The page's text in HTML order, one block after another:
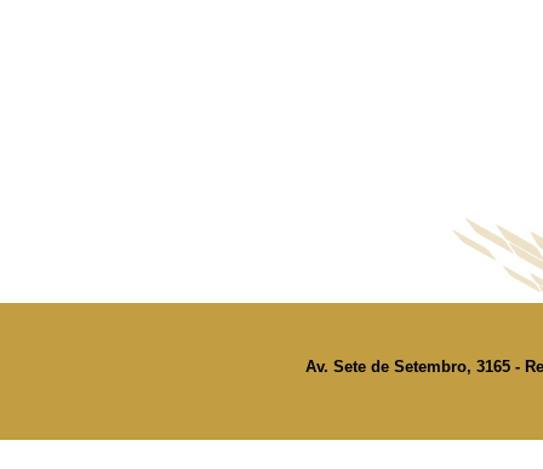
Av. Sete de Setembro, 3165 -